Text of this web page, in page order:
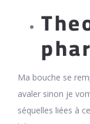
Ma bouche se
avaler sinon je
séquelles liées à